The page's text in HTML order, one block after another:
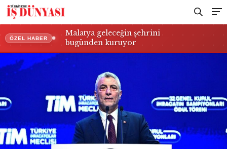
ÖZEL HABER
Malatya geleceğin şehrini
bugünden kuruyor